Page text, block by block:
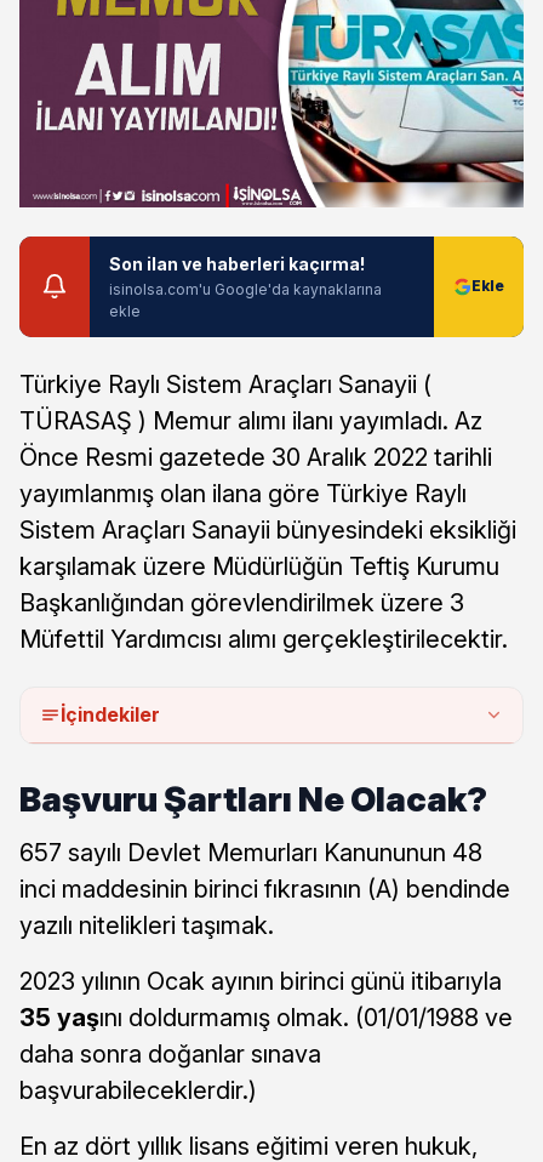
Son ilan ve haberleri kaçırma!
isinolsa.com'u Google'da kaynaklarına
ekle
Türkiye Raylı Sistem Araçları Sanayii (
TÜRASAŞ ) Memur alımı ilanı yayımladı. Az
Önce Resmi gazetede 30 Aralık 2022 tarihli
yayımlanmış olan ilana göre Türkiye Raylı
Sistem Araçları Sanayii bünyesindeki eksikliği
karşılamak üzere Müdürlüğün Teftiş Kurumu
Başkanlığından görevlendirilmek üzere 3
Müfettil Yardımcısı alımı gerçekleştirilecektir.
İçindekiler
Başvuru Şartları Ne Olacak?
657 sayılı Devlet Memurları Kanununun 48
inci maddesinin birinci fıkrasının (A) bendinde
yazılı nitelikleri taşımak.
2023 yılının Ocak ayının birinci günü itibarıyla
35 yaşını doldurmamış olmak. (01/01/1988 ve
daha sonra doğanlar sınava
başvurabileceklerdir.)
En az dört yıllık lisans eğitimi veren hukuk,